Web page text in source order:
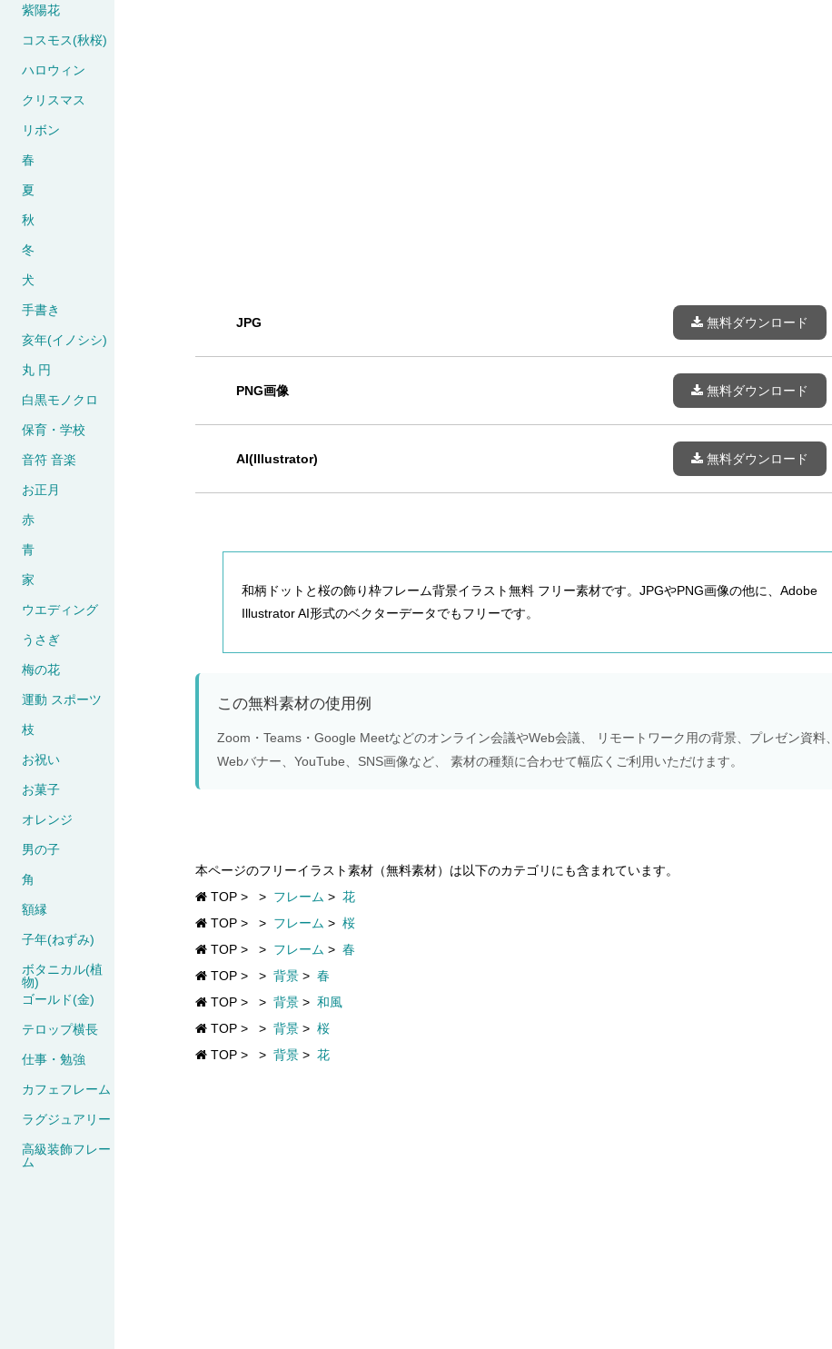
紫陽花
コスモス(秋桜)
ハロウィン
クリスマス
リボン
春
夏
秋
冬
犬
手書き
亥年(イノシシ)
丸 円
白黒モノクロ
保育・学校
音符 音楽
お正月
赤
青
家
ウエディング
うさぎ
梅の花
運動 スポーツ
枝
お祝い
お菓子
オレンジ
男の子
角
額縁
子年(ねずみ)
ボタニカル(植
物)
ゴールド(金)
テロップ横長
仕事・勉強
カフェフレーム
ラグジュアリー
高級装飾フレー
ム
JPG 無料ダウンロード
PNG画像 無料ダウンロード
AI(Illustrator) 無料ダウンロード
和柄ドットと桜の飾り枠フレーム背景イラスト無料 フリー素材です。JPGやPNG画像の他に、Adobe
Illustrator AI形式のベクターデータでもフリーです。
この無料素材の使用例
Zoom・Teams・Google Meetなどのオンライン会議やWeb会議、 リモートワーク用の背景、プレゼン資料、
Webバナー、YouTube、SNS画像など、 素材の種類に合わせて幅広くご利用いただけます。
本ページのフリーイラスト素材（無料素材）は以下のカテゴリにも含まれています。
TOP > > フレーム > 花
TOP > > フレーム > 桜
TOP > > フレーム > 春
TOP > > 背景 > 春
TOP > > 背景 > 和風
TOP > > 背景 > 桜
TOP > > 背景 > 花